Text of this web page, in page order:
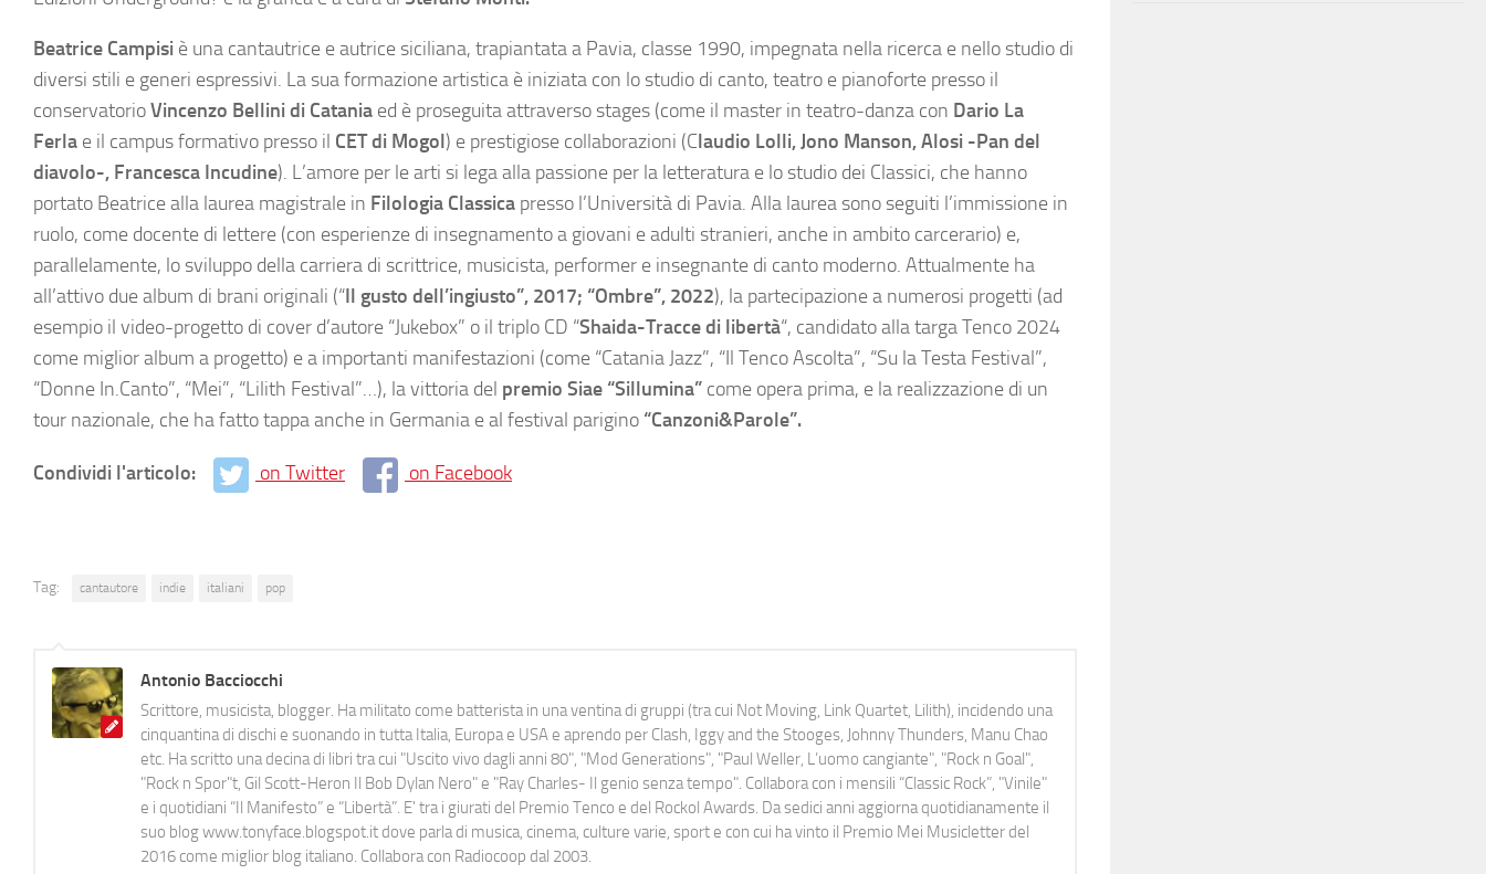
Beatrice Campisi è una cantautrice e autrice siciliana, trapiantata a Pavia, classe 1990, impegnata nella ricerca e nello studio di
diversi stili e generi espressivi. La sua formazione artistica è iniziata con lo studio di canto, teatro e pianoforte presso il
conservatorioVincenzo Bellini di Catania ed è proseguita attraverso stages (come il master in teatro-danza con Dario La
Ferla e il campus formativo presso il CET di Mogol) e prestigiose collaborazioni (Claudio Lolli, Jono Manson, Alosi -Pan del
diavolo-, Francesca Incudine). L’amore per le arti si lega alla passione per la letteratura e lo studio dei Classici, che hanno
portato Beatrice alla laurea magistrale in Filologia Classica presso l’Università di Pavia. Alla laurea sono seguiti l’immissione in
ruolo, come docente di lettere (con esperienze di insegnamento a giovani e adulti stranieri, anche in ambito carcerario) e,
parallelamente, lo sviluppo della carriera di scrittrice, musicista, performer e insegnante di canto moderno. Attualmente ha
all’attivo due album di brani originali (“Il gusto dell’ingiusto”, 2017; “Ombre”, 2022), la partecipazione a numerosi progetti (ad
esempio il video-progetto di cover d’autore “Jukebox” o il triplo CD “Shaida-Tracce di libertà“, candidato alla targa Tenco 2024
come miglior album a progetto) e a importanti manifestazioni (come “Catania Jazz”, “Il Tenco Ascolta”, “Su la Testa Festival”,
“Donne In.Canto”, “Mei”, “Lilith Festival”…), la vittoria del premio Siae “Sillumina” come opera prima, e la realizzazione di un
tour nazionale, che ha fatto tappa anche in Germania e al festival parigino “Canzoni&Parole”.
Condividi l'articolo: on Twitter on Facebook
Tag: cantautore indie italiani pop
Antonio Bacciocchi
Scrittore, musicista, blogger. Ha militato come batterista in una ventina di gruppi (tra cui Not Moving, Link Quartet, Lilith), incidendo una
cinquantina di dischi e suonando in tutta Italia, Europa e USA e aprendo per Clash, Iggy and the Stooges, Johnny Thunders, Manu Chao
etc. Ha scritto una decina di libri tra cui "Uscito vivo dagli anni 80", "Mod Generations", "Paul Weller, L’uomo cangiante", "Rock n Goal",
"Rock n Spor"t, Gil Scott-Heron Il Bob Dylan Nero" e "Ray Charles- Il genio senza tempo". Collabora con i mensili “Classic Rock”, "Vinile"
e i quotidiani “Il Manifesto” e “Libertà”. E' tra i giurati del Premio Tenco e del Rockol Awards. Da sedici anni aggiorna quotidianamente il
suo blog www.tonyface.blogspot.it dove parla di musica, cinema, culture varie, sport e con cui ha vinto il Premio Mei Musicletter del
2016 come miglior blog italiano. Collabora con Radiocoop dal 2003.